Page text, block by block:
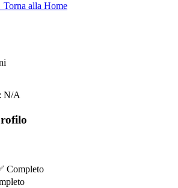
Torna alla Home
N/A
Completo